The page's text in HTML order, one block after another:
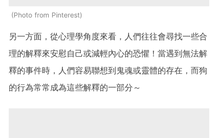
Photo from Pinterest
另一方面，從心理學角度來看，人們往往會尋找一些合
理的解釋來安慰自己或減輕內心的恐懼！當遇到無法解
釋的事件時，人們容易聯想到鬼魂或靈體的存在，而狗
的行為常常成為這些解釋的一部分～